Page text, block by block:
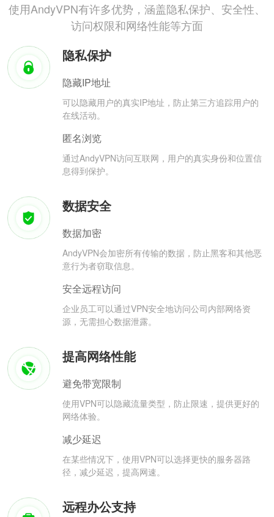
使用AndyVPN有许多优势，涵盖隐私保护、安全性、
访问权限和网络性能等方面
隐私保护
隐藏IP地址
可以隐藏用户的真实IP地址，防止第三方追踪用户的
在线活动。
匿名浏览
通过AndyVPN访问互联网，用户的真实身份和位置信
息得到保护。
数据安全
数据加密
AndyVPN会加密所有传输的数据，防止黑客和其他恶
意行为者窃取信息。
安全远程访问
企业员工可以通过VPN安全地访问公司内部网络资
源，无需担心数据泄露。
提高网络性能
避免带宽限制
使用VPN可以隐藏流量类型，防止限速，提供更好的
网络体验。
减少延迟
在某些情况下，使用VPN可以选择更快的服务器路
径，减少延迟，提高网速。
远程办公支持